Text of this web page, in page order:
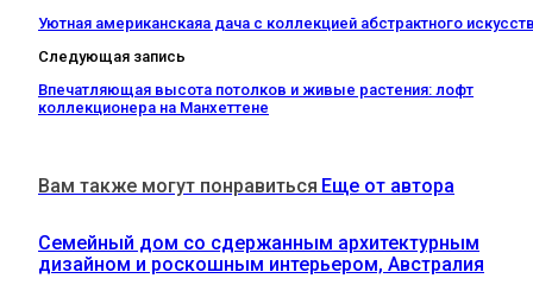
Уютная американскаяа дача с коллекцией абстрактного
Следующая запись
Впечатляющая высота потолков и живые растения: лофт
коллекционера на Манхеттене
Вам также могут понравиться Еще от автора
Семейный дом со сдержанным архитектурным
дизайном и роскошным интерьером, Австралия